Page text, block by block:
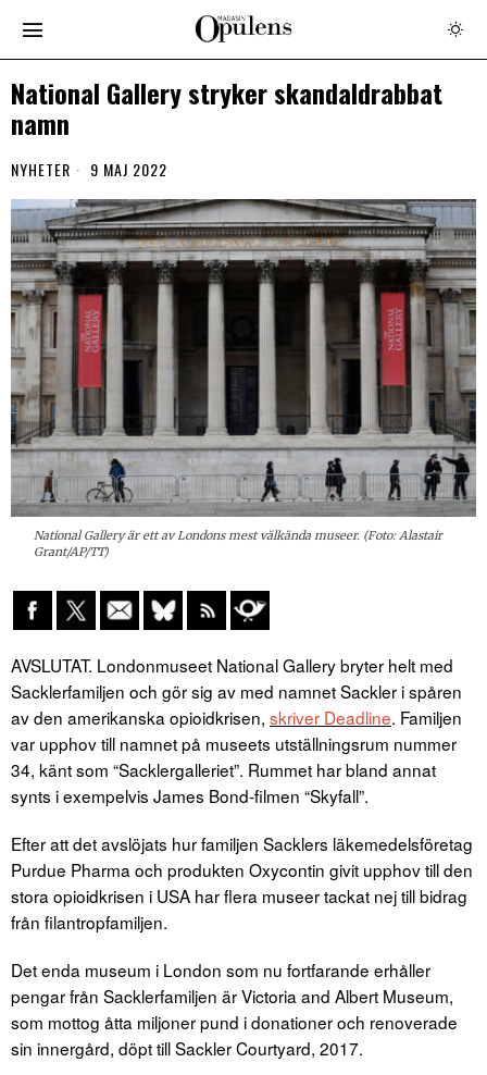
National Gallery stryker skandaldrabbat
namn
NYHETER 9 MAJ 2022
National Gallery är ett av Londons mest välkända museer. (Foto: Alastair
Grant/AP/TT)
AVSLUTAT. Londonmuseet National Gallery bryter helt med
Sacklerfamiljen och gör sig av med namnet Sackler i spåren
av den amerikanska opioidkrisen, skriver Deadline. Familjen
var upphov till namnet på museets utställningsrum nummer
34, känt som “Sacklergalleriet”. Rummet har bland annat
synts i exempelvis James Bond-filmen “Skyfall”.
Efter att det avslöjats hur familjen Sacklers läkemedelsföretag
Purdue Pharma och produkten Oxycontin givit upphov till den
stora opioidkrisen i USA har flera museer tackat nej till bidrag
från filantropfamiljen.
Det enda museum i London som nu fortfarande erhåller
pengar från Sacklerfamiljen är Victoria and Albert Museum,
som mottog åtta miljoner pund i donationer och renoverade
sin innergård, döpt till Sackler Courtyard, 2017.